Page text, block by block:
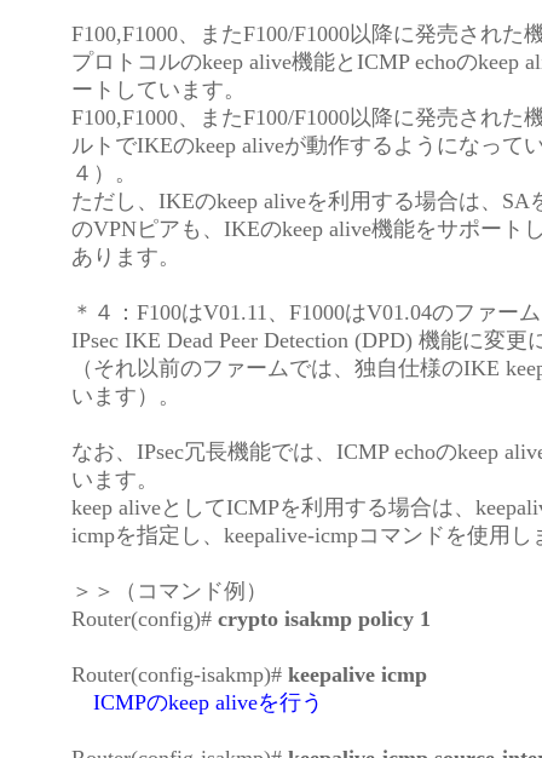
F100,F1000、またF100/F1000以降に発売された
プロトコルのkeep alive機能とICMP echoのkeep
ートしています。
F100,F1000、またF100/F1000以降に発売された
ルトでIKEのkeep aliveが動作するようになって
４）。
ただし、IKEのkeep aliveを利用する場合は、SA
のVPNピアも、IKEのkeep alive機能をサポート
あります。
＊４：F100はV01.11、F1000はV01.04のファー
IPsec IKE Dead Peer Detection (DPD) 機能に変更
（それ以前のファームでは、独自仕様のIKE
います）。
なお、IPsec冗長機能では、ICMP echoのkeep
います。
keep aliveとしてICMPを利用する場合は、
icmpを指定し、keepalive-icmpコマンドを使用し
＞＞（コマンド例）
Router(config)# crypto isakmp policy 1
Router(config-isakmp)# keepalive icmp
ICMPのkeep aliveを行う